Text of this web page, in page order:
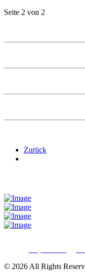
Seite 2 von 2
Zurück
© 2026 All Rights